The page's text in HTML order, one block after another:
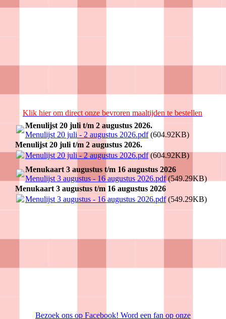
Klik hier om direct onze bevroren maaltijden te bestellen
Menulijst 20 juli t/m 2 augustus 2026.
Menulijst 20 juli - 2 augustus 2026.pdf(604.92KB)
Menulijst 20 juli t/m 2 augustus 2026.
Menulijst 20 juli - 2 augustus 2026.pdf(604.92KB)
Menukaart 3 augustus t/m 16 augustus 2026
Menulijst 3 augustus - 16 augustus 2026.pdf(549.29KB)
Menukaart 3 augustus t/m 16 augustus 2026
Menulijst 3 augustus - 16 augustus 2026.pdf(549.29KB)
Bezoek ons op Facebook! Word een fan op onze